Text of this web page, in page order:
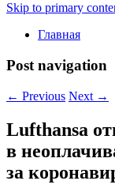
Skip to primary
Главная
Post navigation
← Previous Next →
Lufthansa
в
за